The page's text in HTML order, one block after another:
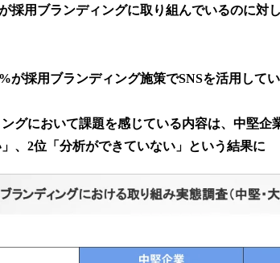
採用ブランディングに取り組んでいるのに対
が採用ブランディング施策でSNSを活用して
グにおいて課題を感じている内容は、中堅企
、2位「分析ができていない」という結果に